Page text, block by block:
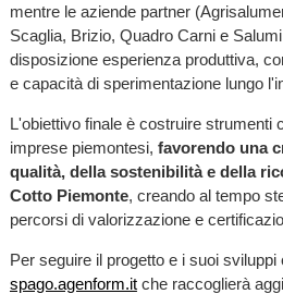
mentre le aziende partner
Scaglia, Brizio, Quadro Carni e
disposizione esperienza produttiva,
e capacità di sperimentazione lungo
L'obiettivo finale è costruire strumenti
imprese piemontesi, favorendo una
qualità, della sostenibilità e della
Cotto Piemonte, creando al tempo
percorsi di valorizzazione e
Per seguire il progetto e i suoi sviluppi
spago.agenform.itche raccoglierà